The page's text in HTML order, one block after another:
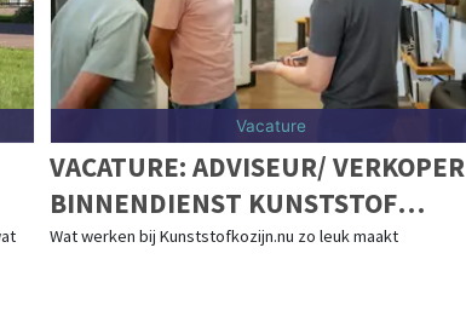
Vacature
VACATURE: ADVISEUR/ VERKOPER
BINNENDIENST KUNSTSTOF
KOZIJNEN (40 UUR)
Wat werken bij Kunststofkozijn.nu zo leuk maakt